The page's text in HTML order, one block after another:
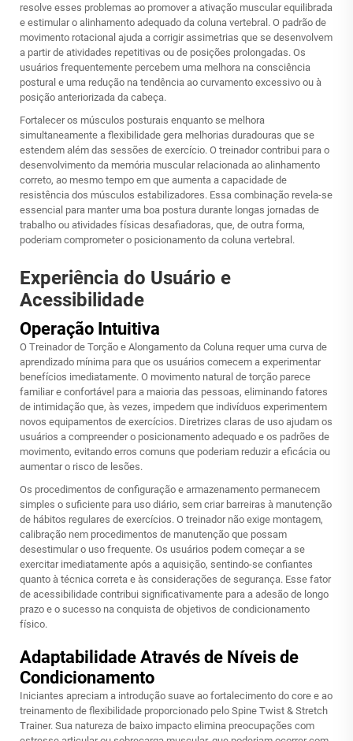
resolve esses problemas ao promover a ativação muscular equilibrada
e estimular o alinhamento adequado da coluna vertebral. O padrão de
movimento rotacional ajuda a corrigir assimetrias que se desenvolvem
a partir de atividades repetitivas ou de posições prolongadas. Os
usuários frequentemente percebem uma melhora na consciência
postural e uma redução na tendência ao curvamento excessivo ou à
posição anteriorizada da cabeça.
Fortalecer os músculos posturais enquanto se melhora
simultaneamente a flexibilidade gera melhorias duradouras que se
estendem além das sessões de exercício. O treinador contribui para o
desenvolvimento da memória muscular relacionada ao alinhamento
correto, ao mesmo tempo em que aumenta a capacidade de
resistência dos músculos estabilizadores. Essa combinação revela-se
essencial para manter uma boa postura durante longas jornadas de
trabalho ou atividades físicas desafiadoras, que, de outra forma,
poderiam comprometer o posicionamento da coluna vertebral.
Experiência do Usuário e
Acessibilidade
Operação Intuitiva
O Treinador de Torção e Alongamento da Coluna requer uma curva de
aprendizado mínima para que os usuários comecem a experimentar
benefícios imediatamente. O movimento natural de torção parece
familiar e confortável para a maioria das pessoas, eliminando fatores
de intimidação que, às vezes, impedem que indivíduos experimentem
novos equipamentos de exercícios. Diretrizes claras de uso ajudam os
usuários a compreender o posicionamento adequado e os padrões de
movimento, evitando erros comuns que poderiam reduzir a eficácia ou
aumentar o risco de lesões.
Os procedimentos de configuração e armazenamento permanecem
simples o suficiente para uso diário, sem criar barreiras à manutenção
de hábitos regulares de exercícios. O treinador não exige montagem,
calibração nem procedimentos de manutenção que possam
desestimular o uso frequente. Os usuários podem começar a se
exercitar imediatamente após a aquisição, sentindo-se confiantes
quanto à técnica correta e às considerações de segurança. Esse fator
de acessibilidade contribui significativamente para a adesão de longo
prazo e o sucesso na conquista de objetivos de condicionamento
físico.
Adaptabilidade Através de Níveis de
Condicionamento
Iniciantes apreciam a introdução suave ao fortalecimento do core e ao
treinamento de flexibilidade proporcionado pelo Spine Twist & Stretch
Trainer. Sua natureza de baixo impacto elimina preocupações com